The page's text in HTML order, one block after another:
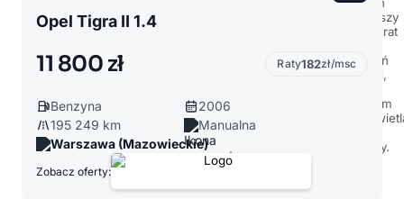
Opel Tigra II 1.4
11 800 zł Raty182zł/msc
Benzyna
2006
195 249 km
Manualna
Warszawa (Mazowieckie)
Zobacz oferty: